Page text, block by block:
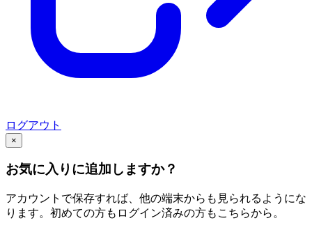
ログアウト
×
お気に入りに追加しますか？
アカウントで保存すれば、他の端末からも見られるようにな
ります。初めての方もログイン済みの方もこちらから。